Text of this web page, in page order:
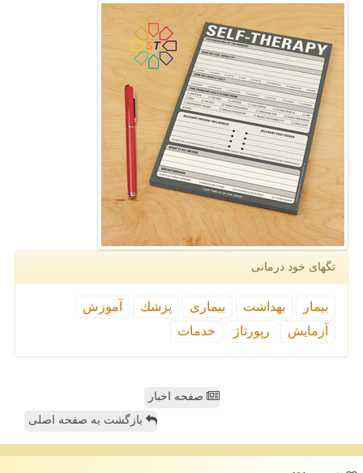
تگهای خود درمانی
بیمار بهداشت بیماری پزشك
آموزش
آزمایش
رپورتاژ خدمات
صفحه اخبار
بازگشت به صفحه اصلی